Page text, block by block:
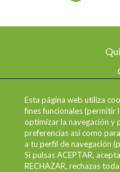
Esta página web utiliza
fines funcionales (permitir
optimizar la navegación y
preferencias así como
a tu perfil de navegación
Si pulsas ACEPTAR,
RECHAZAR, rechazas